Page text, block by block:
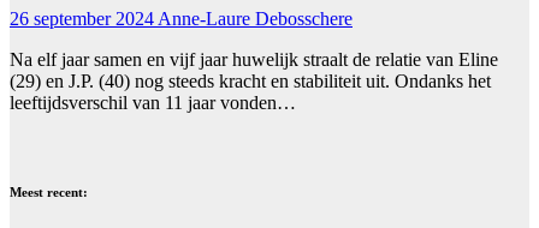
26 september 2024 Anne-Laure Debosschere
Na elf jaar samen en vijf jaar huwelijk straalt de relatie van Eline
(29) en J.P. (40) nog steeds kracht en stabiliteit uit. Ondanks het
leeftijdsverschil van 11 jaar vonden…
Meest recent: